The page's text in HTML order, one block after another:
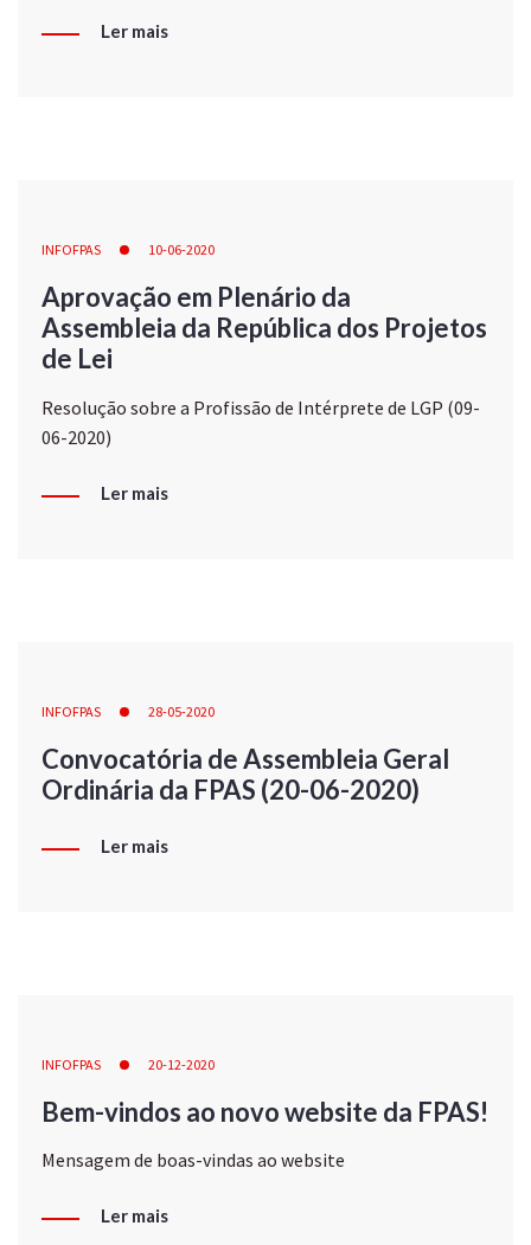
Ler mais
INFOFPAS 10-06-2020
Aprovação em Plenário da
Assembleia da República dos Projetos
de Lei
Resolução sobre a Profissão de Intérprete de LGP (09-
06-2020)
Ler mais
INFOFPAS 28-05-2020
Convocatória de Assembleia Geral
Ordinária da FPAS (20-06-2020)
Ler mais
INFOFPAS 20-12-2020
Bem-vindos ao novo website da FPAS!
Mensagem de boas-vindas ao website
Ler mais